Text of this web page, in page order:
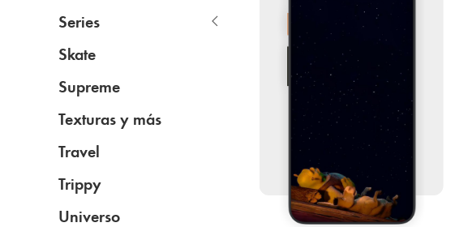
Series
Skate
Supreme
Texturas y más
Travel
Trippy
Universo